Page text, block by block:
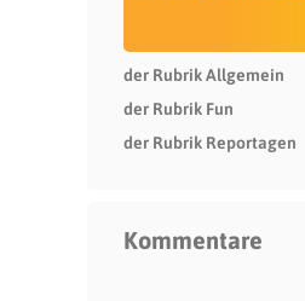
der Rubrik Allgemein
der Rubrik Fun
der Rubrik Reportagen
Kommentare